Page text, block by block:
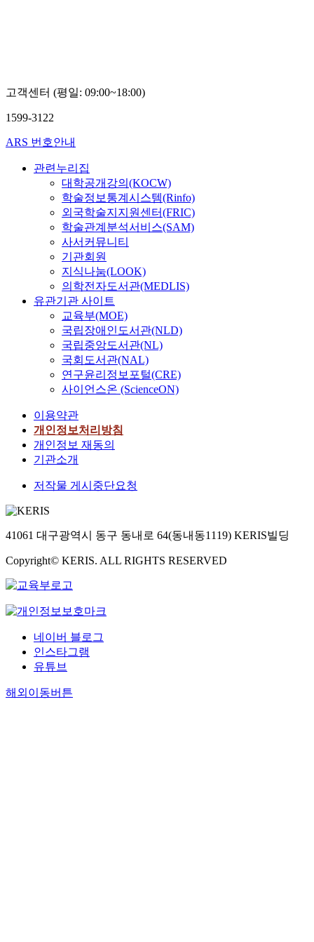
고객센터 (평일: 09:00~18:00)
1599-3122
ARS 번호안내
관련누리집
대학공개강의(KOCW)
학술정보통계시스템(Rinfo)
외국학술지지원센터(FRIC)
학술관계분석서비스(SAM)
사서커뮤니티
기관회원
지식나눔(LOOK)
의학전자도서관(MEDLIS)
유관기관 사이트
교육부(MOE)
국립장애인도서관(NLD)
국립중앙도서관(NL)
국회도서관(NAL)
연구윤리정보포털(CRE)
사이언스온 (ScienceON)
이용약관
개인정보처리방침
개인정보 재동의
기관소개
저작물 게시중단요청
41061 대구광역시 동구 동내로 64(동내동1119) KERIS빌딩
Copyright© KERIS. ALL RIGHTS RESERVED
네이버 블로그
인스타그램
유튜브
해외이동버튼